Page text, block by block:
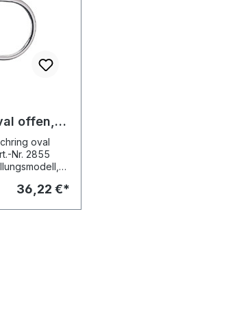
offen,
Nr.oval
Nr. 2855
36,22 €*